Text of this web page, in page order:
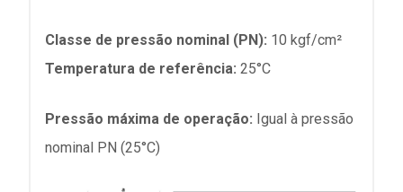
Classe de pressão nominal (PN): 10 kgf/cm²
Temperatura de referência: 25°C
Pressão máxima de operação: Igual à pressão
nominal PN (25°C)